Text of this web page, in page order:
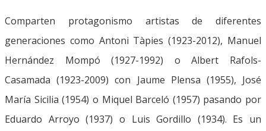
Comparten protagonismo artistas de diferentes
generaciones como Antoni Tàpies (1923-2012), Manuel
Hernández Mompó (1927-1992) o Albert Rafols-
Casamada (1923-2009) con Jaume Plensa (1955), José
María Sicilia (1954) o Miquel Barceló (1957) pasando por
Eduardo Arroyo (1937) o Luis Gordillo (1934). Es un